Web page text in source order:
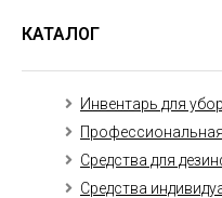
КАТАЛОГ
Инвентарь для
Средства для
Средства